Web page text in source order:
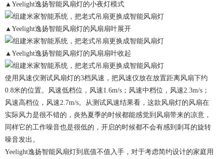
▲Yeelight逸扬智能风扇灯的小夜灯模式
▲Yeelight逸扬智能风扇灯的风扇扇叶展开
▲Yeelight逸扬智能风扇灯的风扇扇叶收起
使用风速仪测试风扇灯的3档风速，把风速仪放在放置距离风扇下约
0.8米的位置。风速低档位，风速1.6m/s；风速中档位，风速2.3m/s；
风速高档位，风速2.7m/s。从测试风速结果看，这款风扇灯的风扇在
实际风力是很不错的，炎热夏季的时候都能感觉到风扇带来的凉意，
同样它的工作噪音也是很低的，开启的时候都不会有感到刺耳的旋转
噪音发出。
Yeelight逸扬智能风扇灯到底值不值入手，对于考虑简约设计的家庭用